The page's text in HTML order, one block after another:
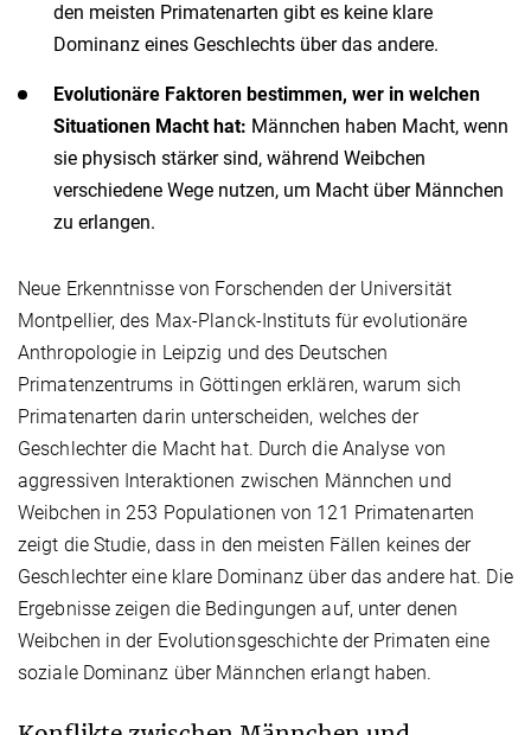
den meisten Primatenarten gibt es keine klare
Dominanz eines Geschlechts über das andere.
Evolutionäre Faktoren bestimmen, wer in welchen
Situationen Macht hat: Männchen haben Macht, wenn
sie physisch stärker sind, während Weibchen
verschiedene Wege nutzen, um Macht über Männchen
zu erlangen.
Neue Erkenntnisse von Forschenden der Universität
Montpellier, des Max-Planck-Instituts für evolutionäre
Anthropologie in Leipzig und des Deutschen
Primatenzentrums in Göttingen erklären, warum sich
Primatenarten darin unterscheiden, welches der
Geschlechter die Macht hat. Durch die Analyse von
aggressiven Interaktionen zwischen Männchen und
Weibchen in 253 Populationen von 121 Primatenarten
zeigt die Studie, dass in den meisten Fällen keines der
Geschlechter eine klare Dominanz über das andere hat. Die
Ergebnisse zeigen die Bedingungen auf, unter denen
Weibchen in der Evolutionsgeschichte der Primaten eine
soziale Dominanz über Männchen erlangt haben.